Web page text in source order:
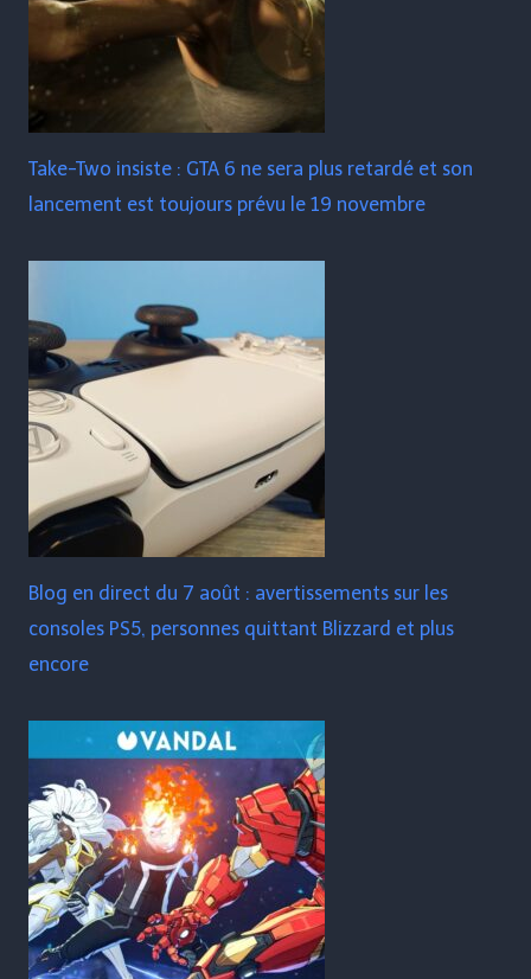
Take-Two insiste : GTA 6 ne sera plus retardé et son
lancement est toujours prévu le 19 novembre
Blog en direct du 7 août : avertissements sur les
consoles PS5, personnes quittant Blizzard et plus
encore